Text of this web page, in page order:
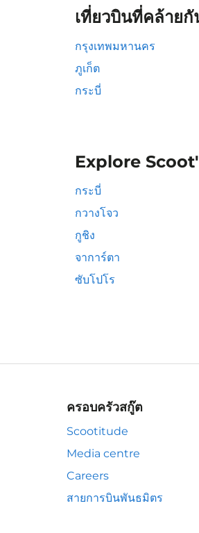
เที่ยวบินที่คล้ายกั
กรุงเทพมหานคร
ภูเก็ต
กระบี่
Explore
กระบี่
กวางโจว
กูชิง
จาการ์ตา
ซับโปโร
ครอบครัวสกู๊ต
Scootitude
Media centre
Careers
สายการบินพันธมิตร